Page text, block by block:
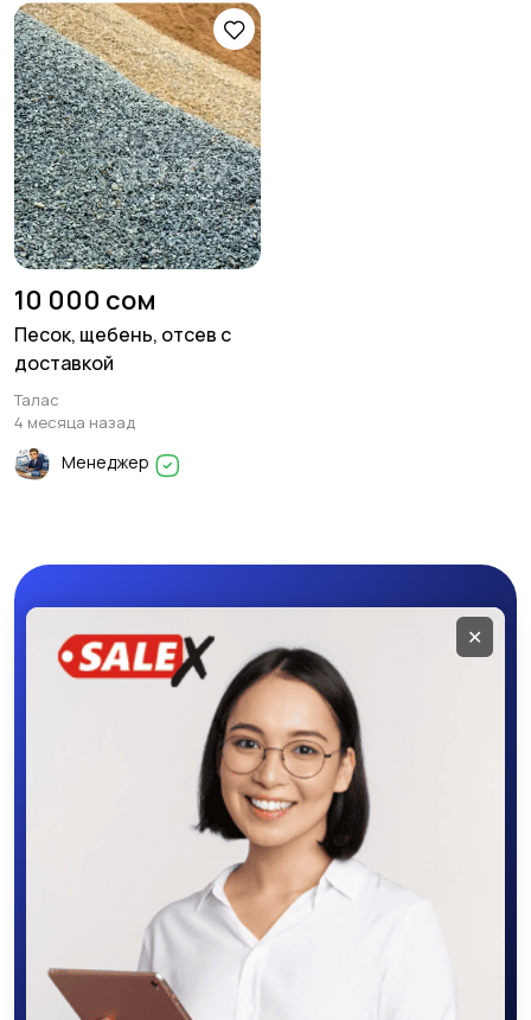
10 000 сом
Песок, щебень, отсев с
доставкой
Талас
4 месяца назад
Менеджер
Мобильное
приложение
Скачайте приложение в Google Play –
крутите колесо фортуны, выигрывайте
бонусы, удобно ищите и размещайте
объявления - все это в нашем мобильном
приложении SALEX!
Скачать в Google Play
✕